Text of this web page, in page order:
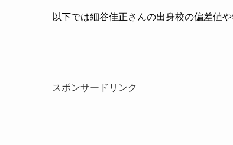
以下では細谷佳正さんの出身校の偏差値
スポンサードリンク